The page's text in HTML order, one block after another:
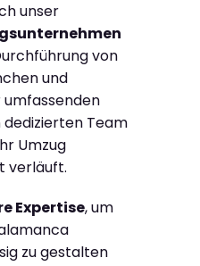
unser
von
und
umfassenden
Team
Umzug
verläuft.
Expertise, um
zu gestalten